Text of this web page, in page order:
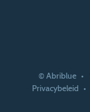
© Abriblue
Privacybeleid